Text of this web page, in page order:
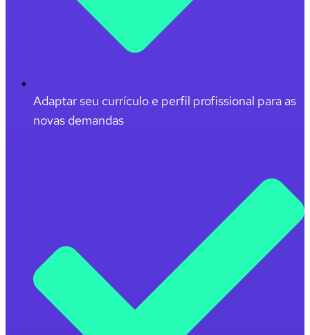
Adaptar seu currículo e perfil profissional para as
novas demandas